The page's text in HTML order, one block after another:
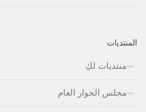
المنتديات
منتديات لكِ
مجلس الحوار العام